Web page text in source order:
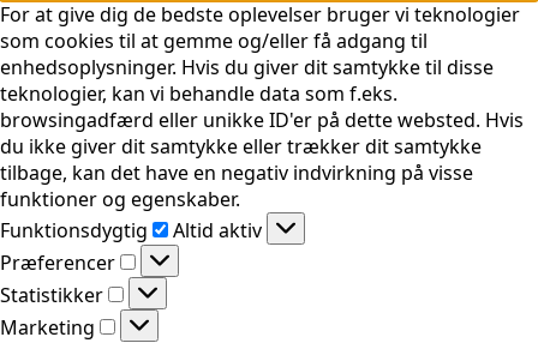
For at give dig de bedste oplevelser bruger vi teknologier
som cookies til at gemme og/eller få adgang til
enhedsoplysninger. Hvis du giver dit samtykke til disse
teknologier, kan vi behandle data som f.eks.
browsingadfærd eller unikke ID'er på dette websted. Hvis
du ikke giver dit samtykke eller trækker dit samtykke
tilbage, kan det have en negativ indvirkning på visse
funktioner og egenskaber.
Funktionsdygtig
Funktionsdygtig
Altid aktiv
Præferencer
Præferencer
Statistikker
Statistikker
Marketing
Marketing